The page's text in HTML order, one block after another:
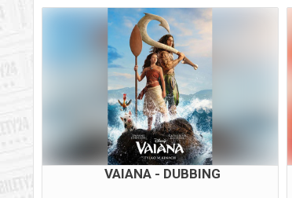
VAIANA - DUBBING